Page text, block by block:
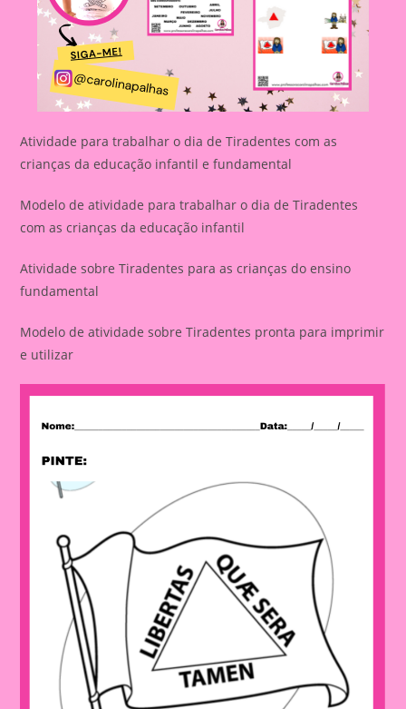
Atividade para trabalhar o dia de Tiradentes com as
crianças da educação infantil e fundamental
Modelo de atividade para trabalhar o dia de Tiradentes
com as crianças da educação infantil
Atividade sobre Tiradentes para as crianças do ensino
fundamental
Modelo de atividade sobre Tiradentes pronta para imprimir
e utilizar